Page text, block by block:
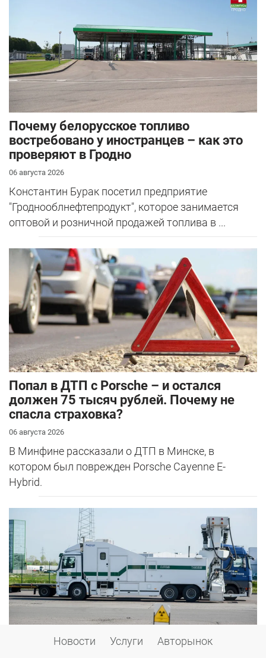
Почему белорусское топливо
востребовано у иностранцев – как это
проверяют в Гродно
06 августа 2026
Константин Бурак посетил предприятие
"Гроднооблнефтепродукт", которое занимается
оптовой и розничной продажей топлива в ...
​Попал в ДТП с Porsche – и остался
должен 75 тысяч рублей. Почему не
спасла страховка?
06 августа 2026
В Минфине рассказали о ДТП в Минске, в
котором был поврежден Porsche Cayenne E-
Hybrid.
Все Tesla отправляют на рентген?
Новости Услуги Авторынок